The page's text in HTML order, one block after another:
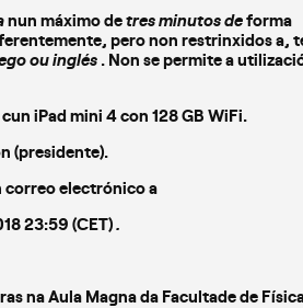
nun máximo detresminutos deforma
pero non restrinxidos a,
ou inglés. Non se permite a
iPad mini 4 con 128 GB WiFi.
(presidente).
correo electrónico a
23:59 (CET).
na Aula Magna da Facultade de